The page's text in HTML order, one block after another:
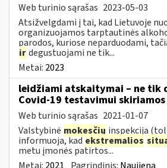
Web turinio sąrašas 2023-05-03
Atsižvelgdami į tai, kad Lietuvoje
organizuojamos tarptautinės
parodos, kuriose neparduodami,
irdegustuojami ne tik...
Metai: 2023
leidžiami atskaitymai – ne tik
Covid-19 testavimui
Web turinio sąrašas 2021-01-07
Valstybinė mokesčių inspekcija
informuoja, kadekstremalios
metu įmonės patirtos...
Metai: 2021 Pagrindinis: Naujiena